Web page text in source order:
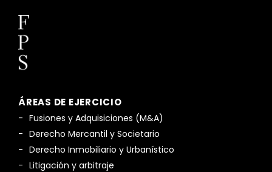
ÁREAS DE EJERCICIO
Fusiones y Adquisiciones (M&A)
Derecho Mercantil y Societario
Derecho Inmobiliario y Urbanístico
Litigación y arbitraje